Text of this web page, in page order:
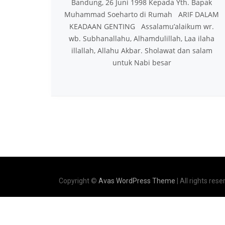
Bandung, 26 Juni 1998 Kepada Yth. Bapak
Muhammad Soeharto di Rumah ARIF DALAM
KEADAAN GENTING Assalamu’alaikum wr.
wb. Subhanallahu, Alhamdulillah, Laa ilaha
illallah, Allahu Akbar. Sholawat dan salam
untuk Nabi besar
Copyright © Avas WordPress Theme | All rights